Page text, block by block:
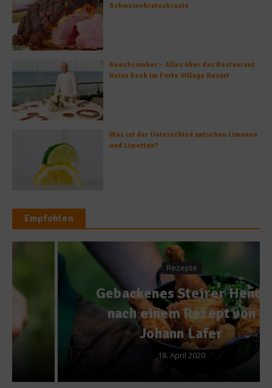
Schweinebratenkruste
Beachcomber – Alles über das Restaurant
Heinz Beck im Forte Village Resort
Was ist der Unterschied zwischen Limonen
und Limetten?
Empfohlen
Gebackenes Steirer Hendl
nach einem Rezept von
Johann Lafer
18. April 2020